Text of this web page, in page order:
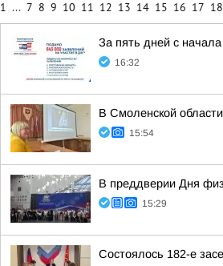
1 ... 7 8 9 10 11 12 13 14 15 16 17 18
За пять дней с
16:32
В Смоленской
15:54
В преддверии Дня
15:29
Состоялось 182-е